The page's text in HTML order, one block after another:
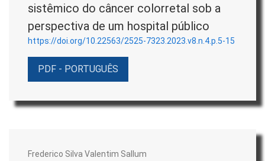
sistêmico do câncer colorretal sob a
perspectiva de um hospital público
https://doi.org/10.22563/2525-7323.2023.v8.n.4.p.5-15
PDF - PORTUGUÊS
Frederico Silva Valentim Sallum